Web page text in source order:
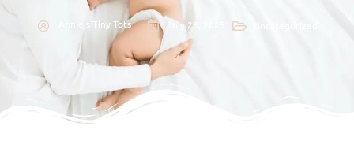
Annie's Tiny Tots July 28, 2025